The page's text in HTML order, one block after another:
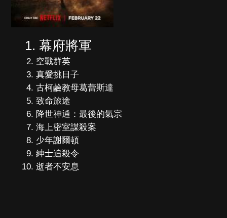
幕府將軍
空戰群英
真愛挑日子
古柯鹼教母葛蕾斯達
致命旅途
降世神通：最後的氣宗
海上密室謀殺案
少年謝爾頓
紳士追殺令
逝者不安息